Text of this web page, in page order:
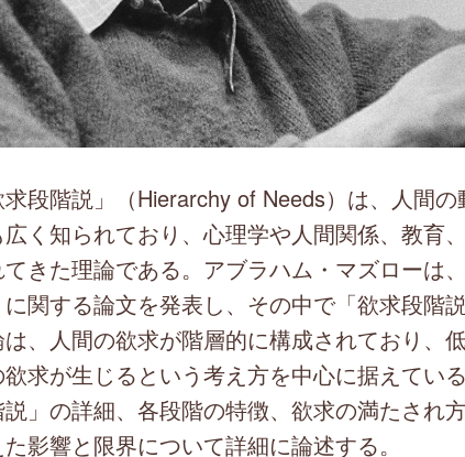
段階説」（Hierarchy of Needs）は、人間
く知られており、心理学や人間関係、教育
きた理論である。アブラハム・マズローは
関する論文を発表し、その中で「欲求段階
、人間の欲求が階層的に構成されており、
求が生じるという考え方を中心に据えてい
」の詳細、各段階の特徴、欲求の満たされ
影響と限界について詳細に論述する。